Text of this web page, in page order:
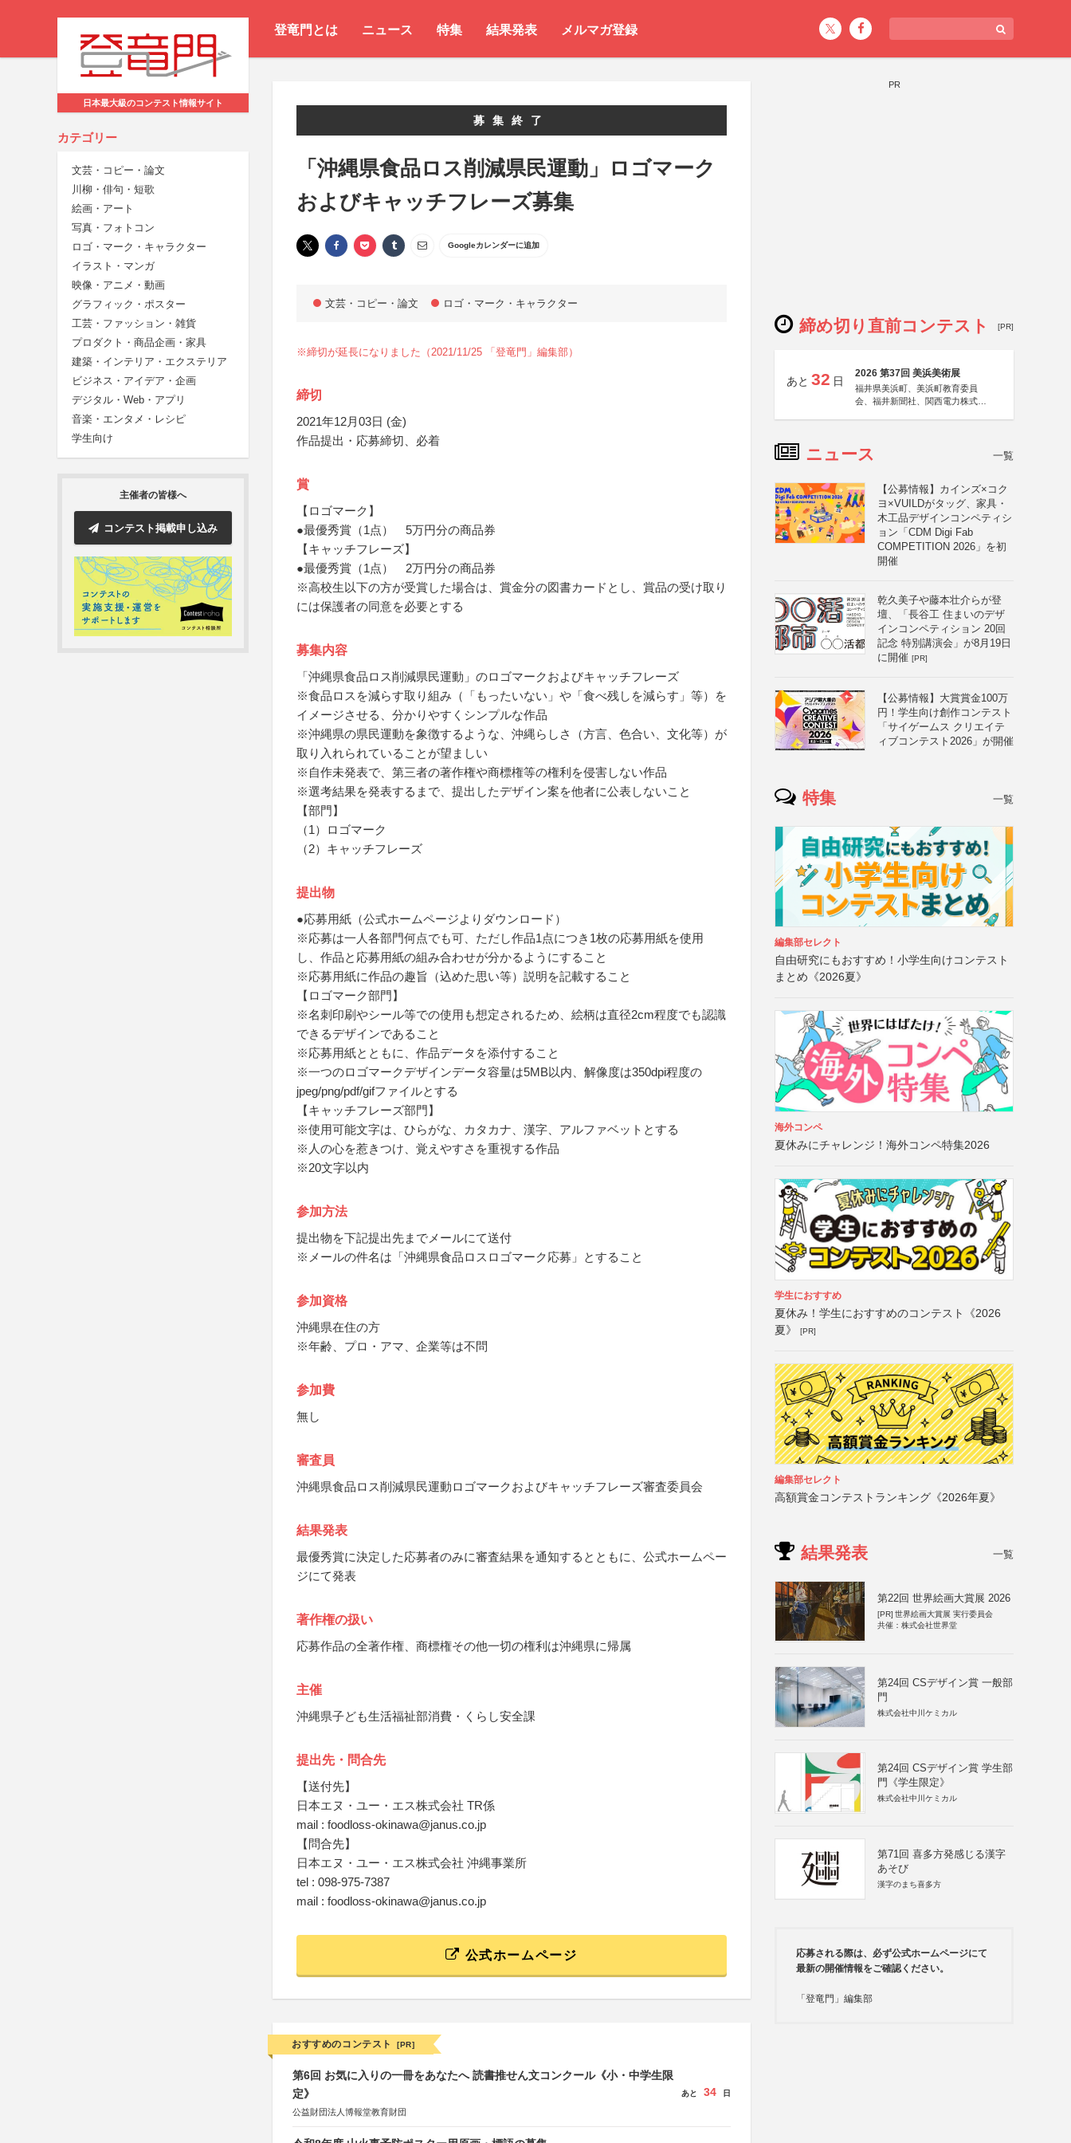
登竜門とは ニュース 特集 結果発表 メルマガ登録
日本最大級のコンテスト情報サイト
カテゴリー
文芸・コピー・論文
川柳・俳句・短歌
絵画・アート
写真・フォトコン
ロゴ・マーク・キャラクター
イラスト・マンガ
映像・アニメ・動画
グラフィック・ポスター
工芸・ファッション・雑貨
プロダクト・商品企画・家具
建築・インテリア・エクステリア
ビジネス・アイデア・企画
デジタル・Web・アプリ
音楽・エンタメ・レシピ
学生向け
主催者の皆様へ
コンテスト掲載申し込み
募集終了
「沖縄県食品ロス削減県民運動」ロゴマーク
およびキャッチフレーズ募集
Googleカレンダーに追加
文芸・コピー・論文 ロゴ・マーク・キャラクター
※締切が延長になりました（2021/11/25 「登竜門」編集部）
締切
2021年12月03日 (金)
作品提出・応募締切、必着
賞
【ロゴマーク】
●最優秀賞（1点） 5万円分の商品券
【キャッチフレーズ】
●最優秀賞（1点） 2万円分の商品券
※高校生以下の方が受賞した場合は、賞金分の図書カードとし、賞品の受け取り
には保護者の同意を必要とする
募集内容
「沖縄県食品ロス削減県民運動」のロゴマークおよびキャッチフレーズ
※食品ロスを減らす取り組み（「もったいない」や「食べ残しを減らす」等）を
イメージさせる、分かりやすくシンプルな作品
※沖縄県の県民運動を象徴するような、沖縄らしさ（方言、色合い、文化等）が
取り入れられていることが望ましい
※自作未発表で、第三者の著作権や商標権等の権利を侵害しない作品
※選考結果を発表するまで、提出したデザイン案を他者に公表しないこと
【部門】
（1）ロゴマーク
（2）キャッチフレーズ
提出物
●応募用紙（公式ホームページよりダウンロード）
※応募は一人各部門何点でも可、ただし作品1点につき1枚の応募用紙を使用
し、作品と応募用紙の組み合わせが分かるようにすること
※応募用紙に作品の趣旨（込めた思い等）説明を記載すること
【ロゴマーク部門】
※名刺印刷やシール等での使用も想定されるため、絵柄は直径2cm程度でも認識
できるデザインであること
※応募用紙とともに、作品データを添付すること
※一つのロゴマークデザインデータ容量は5MB以内、解像度は350dpi程度の
jpeg/png/pdf/gifファイルとする
【キャッチフレーズ部門】
※使用可能文字は、ひらがな、カタカナ、漢字、アルファベットとする
※人の心を惹きつけ、覚えやすさを重視する作品
※20文字以内
参加方法
提出物を下記提出先までメールにて送付
※メールの件名は「沖縄県食品ロスロゴマーク応募」とすること
参加資格
沖縄県在住の方
※年齢、プロ・アマ、企業等は不問
参加費
無し
審査員
沖縄県食品ロス削減県民運動ロゴマークおよびキャッチフレーズ審査委員会
結果発表
最優秀賞に決定した応募者のみに審査結果を通知するとともに、公式ホームペー
ジにて発表
著作権の扱い
応募作品の全著作権、商標権その他一切の権利は沖縄県に帰属
主催
沖縄県子ども生活福祉部消費・くらし安全課
提出先・問合先
【送付先】
日本エヌ・ユー・エス株式会社 TR係
mail : foodloss-okinawa@janus.co.jp
【問合先】
日本エヌ・ユー・エス株式会社 沖縄事業所
tel : 098-975-7387
mail : foodloss-okinawa@janus.co.jp
公式ホームページ
おすすめのコンテスト [PR]
第6回 お気に入りの一冊をあなたへ 読書推せん文コンクール《小・中学生限
定》
公益財団法人博報堂教育財団
あと 34 日
PR
締め切り直前コンテスト [PR]
あと 32 日
2026 第37回 美浜美術展
福井県美浜町、美浜町教育委員
会、福井新聞社、関西電力株式会
ニュース 一覧
【公募情報】カインズ×コク
ヨ×VUILDがタッグ、家具・
木工品デザインコンペティシ
ョン「CDM Digi Fab
COMPETITION 2026」を初
開催
乾久美子や藤本壮介らが登
壇、「長谷工 住まいのデザ
インコンペティション 20回
記念 特別講演会」が8月19日
に開催 [PR]
【公募情報】大賞賞金100万
円！学生向け創作コンテスト
「サイゲームス クリエイテ
ィブコンテスト2026」が開催
特集 一覧
編集部セレクト
自由研究にもおすすめ！小学生向けコンテスト
まとめ《2026夏》
海外コンペ
夏休みにチャレンジ！海外コンペ特集2026
学生におすすめ
夏休み！学生におすすめのコンテスト《2026
夏》
[PR]
編集部セレクト
高額賞金コンテストランキング《2026年夏》
結果発表 一覧
第22回 世界絵画大賞展 2026
[PR] 世界絵画大賞展 実行委員会
共催：株式会社世界堂
第24回 CSデザイン賞 一般部
門
株式会社中川ケミカル
第24回 CSデザイン賞 学生部
門《学生限定》
株式会社中川ケミカル
第71回 喜多方発感じる漢字
あそび
漢字のまち喜多方
応募される際は、必ず公式ホームページにて
最新の開催情報をご確認ください。
「登竜門」編集部